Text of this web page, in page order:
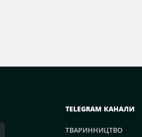
TELEGRAM КАНАЛИ
ТВАРИННИЦТВО